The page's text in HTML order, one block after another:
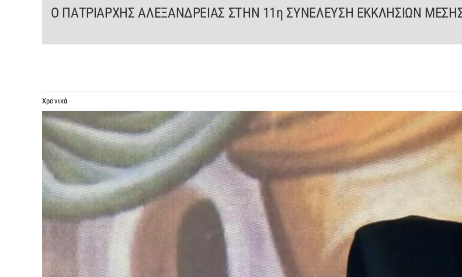
Ο ΠΑΤΡΙΑΡΧΗΣ ΑΛΕΞΑΝΔΡΕΙΑΣ ΣΤΗΝ 11η ΣΥΝΕΛΕΥΣΗ ΕΚΚΛΗΣΙΩΝ
Χρονικά
Προβολή
μεγαλύτερης
εικόνας